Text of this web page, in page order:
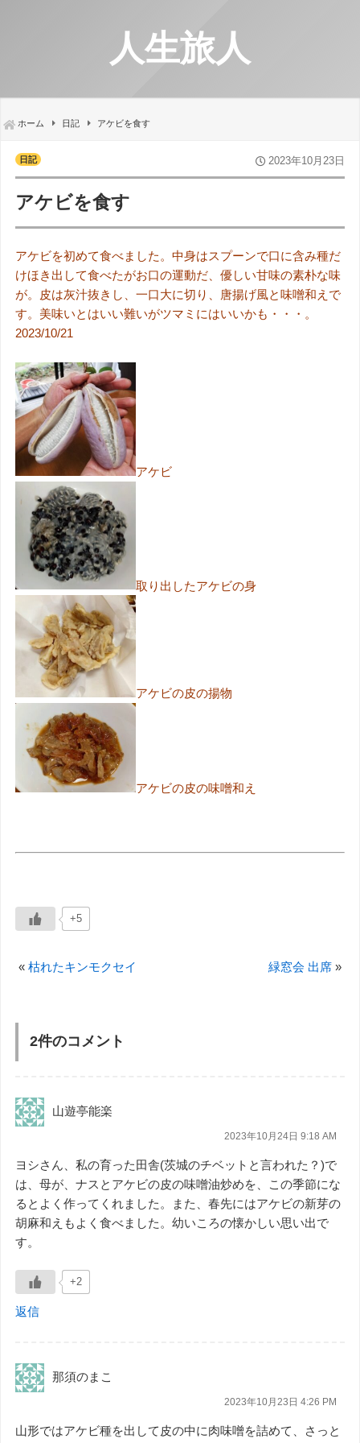
人生旅人
ホーム 日記 アケビを食す
日記 2023年10月23日
アケビを食す
アケビを初めて食べました。中身はスプーンで口に含み種だ
けほき出して食べたがお口の運動だ、優しい甘味の素朴な味
が。皮は灰汁抜きし、一口大に切り、唐揚げ風と味噌和えで
す。美味いとはいい難いがツマミにはいいかも・・・。
2023/10/21
アケビ
取り出したアケビの身
アケビの皮の揚物
アケビの皮の味噌和え
+5
« 枯れたキンモクセイ 緑窓会 出席 »
2件のコメント
山遊亭能楽
2023年10月24日 9:18 AM
ヨシさん、私の育った田舎(茨城のチベットと言われた？)で
は、母が、ナスとアケビの皮の味噌油炒めを、この季節にな
るとよく作ってくれました。また、春先にはアケビの新芽の
胡麻和えもよく食べました。幼いころの懐かしい思い出で
す。
+2
返信
那須のまこ
2023年10月23日 4:26 PM
山形ではアケビ種を出して皮の中に肉味噌を詰めて、さっと